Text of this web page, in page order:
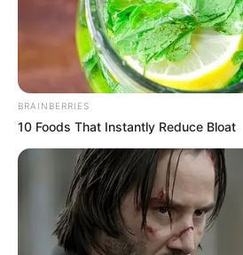
BRAINBERRIES
10 Foods That Instantly Reduce Bloat